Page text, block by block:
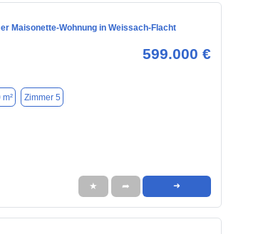
Maisonette-Wohnung in Weissach-Flacht
599.000 €
Zimmer 5
★ ➦ ➜